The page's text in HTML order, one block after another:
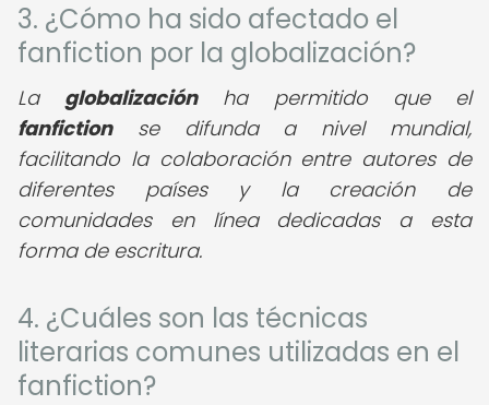
3. ¿Cómo ha sido afectado el
fanfiction por la globalización?
La globalizaciónha permitido que el
fanfictionse difunda a nivel mundial,
facilitando la colaboración entre autores de
diferentes países y la creación de
comunidades en línea dedicadas a esta
forma de escritura.
4. ¿Cuáles son las técnicas
literarias comunes utilizadas en el
fanfiction?